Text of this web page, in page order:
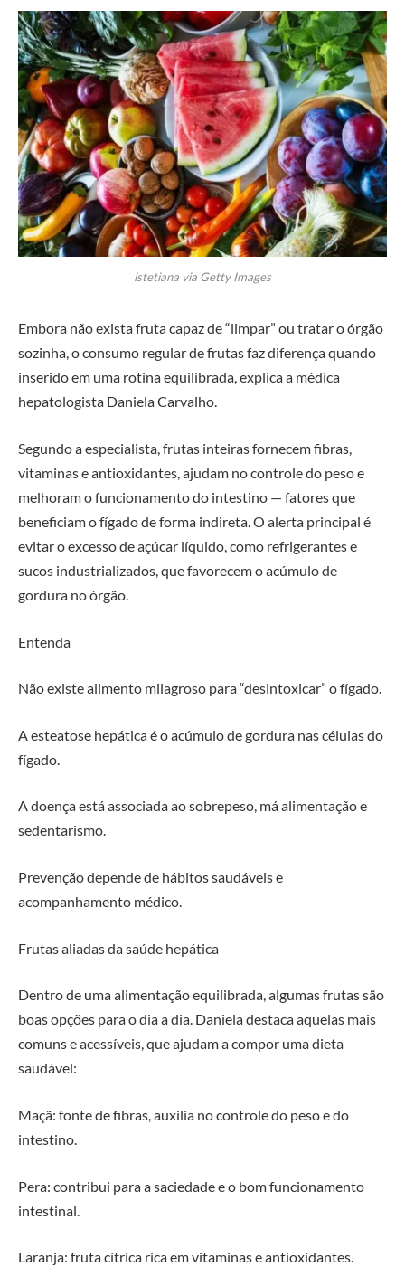
istetiana via Getty Images
Embora não exista fruta capaz de “limpar” ou tratar o órgão
sozinha, o consumo regular de frutas faz diferença quando
inserido em uma rotina equilibrada, explica a médica
hepatologista Daniela Carvalho.
Segundo a especialista, frutas inteiras fornecem fibras,
vitaminas e antioxidantes, ajudam no controle do peso e
melhoram o funcionamento do intestino — fatores que
beneficiam o fígado de forma indireta. O alerta principal é
evitar o excesso de açúcar líquido, como refrigerantes e
sucos industrializados, que favorecem o acúmulo de
gordura no órgão.
Entenda
Não existe alimento milagroso para “desintoxicar” o fígado.
A esteatose hepática é o acúmulo de gordura nas células do
fígado.
A doença está associada ao sobrepeso, má alimentação e
sedentarismo.
Prevenção depende de hábitos saudáveis e
acompanhamento médico.
Frutas aliadas da saúde hepática
Dentro de uma alimentação equilibrada, algumas frutas são
boas opções para o dia a dia. Daniela destaca aquelas mais
comuns e acessíveis, que ajudam a compor uma dieta
saudável:
Maçã: fonte de fibras, auxilia no controle do peso e do
intestino.
Pera: contribui para a saciedade e o bom funcionamento
intestinal.
Laranja: fruta cítrica rica em vitaminas e antioxidantes.